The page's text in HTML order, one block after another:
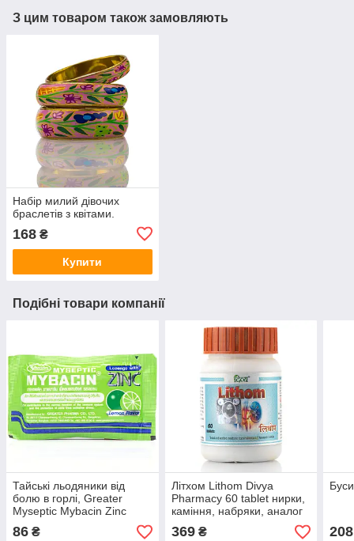
З цим товаром також замовляють
Набір милий дівочих
браслетів з квітами.
168 ₴
Купити
Подібні товари компанії
Тайські льодяники від
болю в горлі, Greater
Myseptic Mybacin Zinc
Lemon 10 шт.
86 ₴
Літхом Lithom Divya
Pharmacy 60 tablet нирки,
каміння, набряки, аналог
цистону
369₴ 208